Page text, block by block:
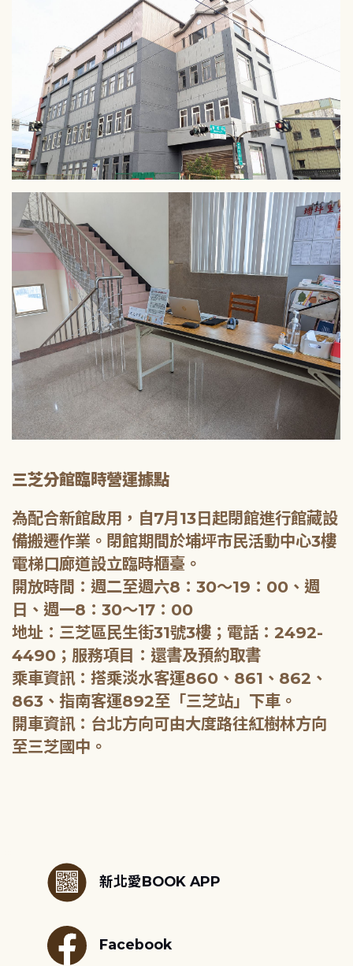
三芝分館臨時營運據點
為配合新館啟用，自7月13日起閉館進行館藏設
備搬遷作業。閉館期間於埔坪市民活動中心3樓
電梯口廊道設立臨時櫃臺。
開放時間：週二至週六8：30～19：00、週
日、週一8：30～17：00
地址：三芝區民生街31號3樓；電話：2492-
4490；服務項目：還書及預約取書
乘車資訊：搭乘淡水客運860、861、862、
863、指南客運892至「三芝站」下車。
開車資訊：台北方向可由大度路往紅樹林方向
至三芝國中。
新北愛BOOK APP
Facebook